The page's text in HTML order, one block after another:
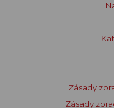
Zásady
Zásady